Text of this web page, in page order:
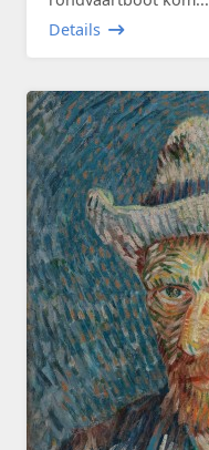
Details